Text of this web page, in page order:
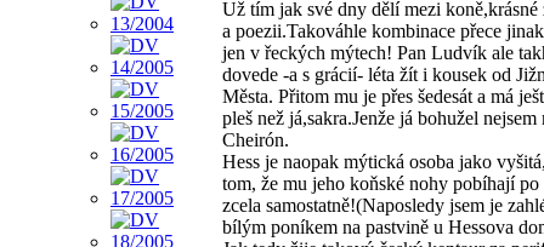
Už tím jak své dny dělí mezi koně,krásné
a poezii.Takováhle kombinace přece
jen v řeckých mýtech! Pan Ludvík ale
dovede -a s grácií- léta žít i kousek od
Města. Přitom mu je přes šedesát a má
pleš než já,sakra.Jenže já bohužel
Cheirón.
Hess je naopak mýtická osoba jako
tom, že mu jeho koňské nohy pobíhají po
zcela samostatně!(Naposledy jsem je
bílým poníkem na pastvině u Hessova